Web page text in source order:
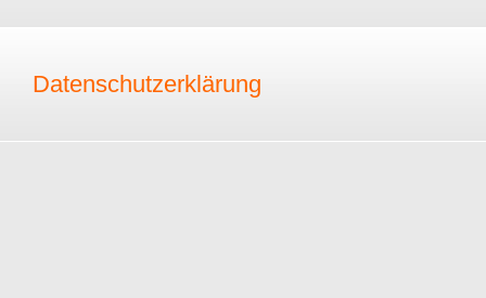
Datenschutzerklärung